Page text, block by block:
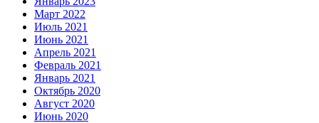
Март 2022
Июль 2021
Июнь 2021
Апрель 2021
Февраль 2021
Январь 2021
Октябрь 2020
Август 2020
Июнь 2020